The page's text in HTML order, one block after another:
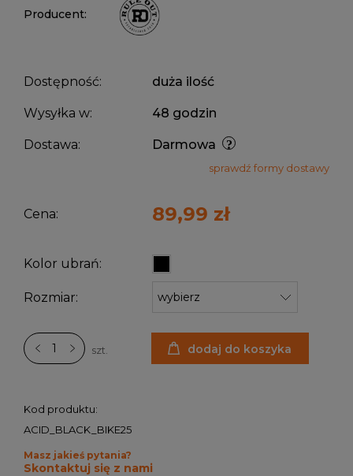
Producent:
Dostępność: duża ilość
Wysyłka w: 48 godzin
Dostawa: Darmowa
sprawdź formy dostawy
Cena: 89,99 zł
Kolor ubrań:
Rozmiar:
szt. dodaj do koszyka
Kod produktu:
ACID_BLACK_BIKE25
Masz jakieś pytania?
Skontaktuj się z nami